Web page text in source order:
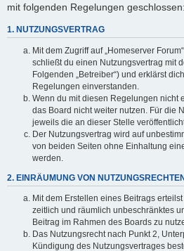
mit folgenden Regelungen geschlossen:
1. NUTZUNGSVERTRAG
Mit dem Zugriff auf „Homeserver
schließt du einen Nutzungsvertrag mit
Folgenden „Betreiber“) und erklärst
Regelungen einverstanden.
Wenn du mit diesen Regelungen nicht
das Board nicht weiter nutzen. Für die
jeweils die an dieser Stelle
Der Nutzungsvertrag wird auf
von beiden Seiten ohne Einhaltung
werden.
2. EINRÄUMUNG VON
Mit dem Erstellen eines Beitrags
zeitlich und räumlich unbeschränktes
Beitrag im Rahmen des Boards zu
Das Nutzungsrecht nach Punkt 2,
Kündigung des Nutzungsvertrages